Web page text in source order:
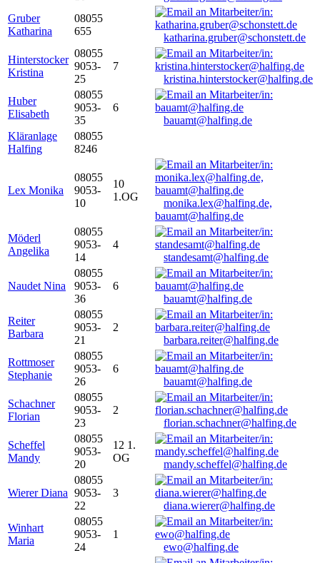
Gruber
Katharina
08055
655
katharina.gruber@schonstett.de
Hinterstocker
Kristina
08055
9053-
25
7
kristina.hinterstocker@halfing.de
Huber
Elisabeth
08055
9053-
35
6
bauamt@halfing.de
Kläranlage
Halfing
08055
8246
Lex Monika
08055
9053-
10
10
1.OG
monika.lex@halfing.de,
bauamt@halfing.de
Möderl
Angelika
08055
9053-
14
4
standesamt@halfing.de
Naudet Nina
08055
9053-
36
6
bauamt@halfing.de
Reiter
Barbara
08055
9053-
21
2
barbara.reiter@halfing.de
Rottmoser
Stephanie
08055
9053-
26
6
bauamt@halfing.de
Schachner
Florian
08055
9053-
23
2
florian.schachner@halfing.de
Scheffel
Mandy
08055
9053-
20
12 1.
OG
mandy.scheffel@halfing.de
Wierer Diana
08055
9053-
22
3
diana.wierer@halfing.de
Winhart
Maria
08055
9053-
24
1
ewo@halfing.de